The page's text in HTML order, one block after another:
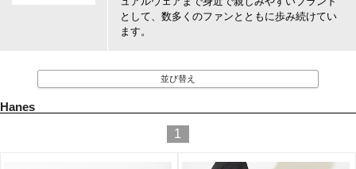
として、数多くのファンとともに歩み続けてい
ます。
並び替え
Hanes
1